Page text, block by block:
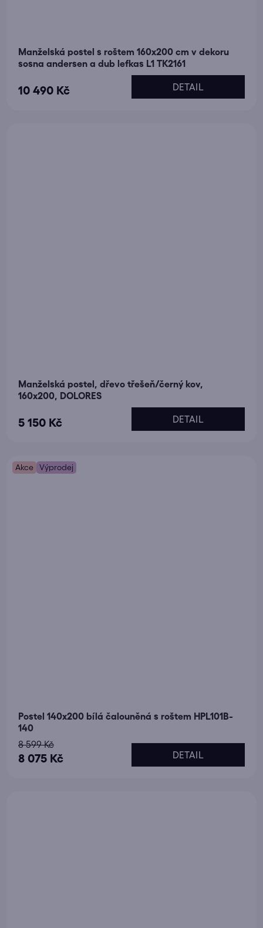
Manželská postel s roštem 160x200 cm v dekoru
sosna andersen a dub lefkas L1 TK2161
10 490 Kč DETAIL
Manželská postel, dřevo třešeň/černý kov,
160x200, DOLORES
5 150 Kč DETAIL
Akce Výprodej
Postel 140x200 bílá čalouněná s roštem HPL101B-
140
8 075 Kč
8 599 Kč
DETAIL